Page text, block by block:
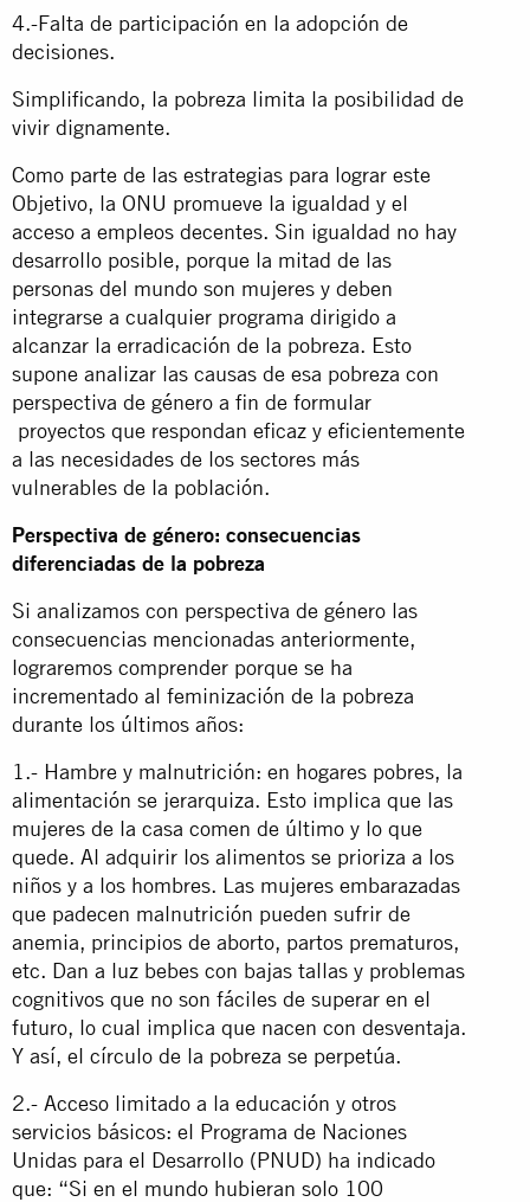
4.-Falta de participación en la adopción de
decisiones.
Simplificando, la pobreza limita la posibilidad de
vivir dignamente.
Como parte de las estrategias para lograr este
Objetivo, la ONU promueve la igualdad y el
acceso a empleos decentes. Sin igualdad no hay
desarrollo posible, porque la mitad de las
personas del mundo son mujeres y deben
integrarse a cualquier programa dirigido a
alcanzar la erradicación de la pobreza. Esto
supone analizar las causas de esa pobreza con
perspectiva de género a fin de formular
proyectos que respondan eficaz y eficientemente
a las necesidades de los sectores más
vulnerables de la población.
Perspectiva de género: consecuencias
diferenciadas de la pobreza
Si analizamos con perspectiva de género las
consecuencias mencionadas anteriormente,
lograremos comprender porque se ha
incrementado al feminización de la pobreza
durante los últimos años:
1.- Hambre y malnutrición: en hogares pobres, la
alimentación se jerarquiza. Esto implica que las
mujeres de la casa comen de último y lo que
quede. Al adquirir los alimentos se prioriza a los
niños y a los hombres. Las mujeres embarazadas
que padecen malnutrición pueden sufrir de
anemia, principios de aborto, partos prematuros,
etc. Dan a luz bebes con bajas tallas y problemas
cognitivos que no son fáciles de superar en el
futuro, lo cual implica que nacen con desventaja.
Y así, el círculo de la pobreza se perpetúa.
2.- Acceso limitado a la educación y otros
servicios básicos: el Programa de Naciones
Unidas para el Desarrollo (PNUD) ha indicado
que: “Si en el mundo hubieran solo 100